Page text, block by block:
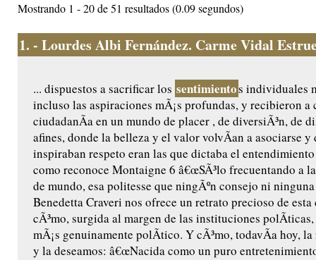
Mostrando 1 - 20 de 51 resultados (0.09 segundos)
1. - Lourdes Albi Fernández. Carme Vidal
... dispuestos a sacrificar los sentimientos individuales
incluso las aspiraciones mÃ¡s profundas, y recibieron a
ciudadanÃ­a en un mundo de placer , de diversiÃ³n, de
afines, donde la belleza y el valor volvÃ­an a asociarse y
inspiraban respeto eran las que dictaba el entendimiento
como reconoce Montaigne 6 â€œSÃ³lo frecuentando a
de mundo, esa politesse que ningÃºn consejo ni ninguna
Benedetta Craveri nos ofrece un retrato precioso de
cÃ³mo, surgida al margen de las instituciones
mÃ¡s genuinamente polÃ­tico. Y cÃ³mo, todavÃ­a hoy,
y la deseamos: â€œNacida como un puro